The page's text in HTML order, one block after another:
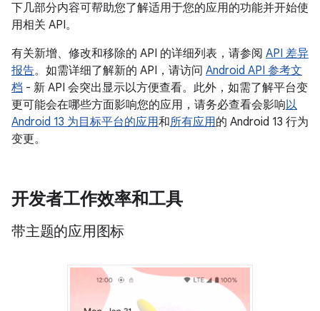
下几部分内容可帮助您了解适用于您的应用的功能并开始使
用相关 API。
有关新增、修改和移除的 API 的详细列表，请参阅 API 差异
报告。如需详细了解新的 API，请访问 Android API 参考文
档 - 新 API 会突出显示以方便查看。此外，如需了解平台变
更可能会在哪些方面影响您的应用，请务必查看会影响以
Android 13 为目标平台的应用和所有应用的 Android 13 行为
变更。
开发者工作效率和工具
带主题的应用图标